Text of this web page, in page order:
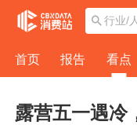
首页 报告 看点
露营五一遇冷